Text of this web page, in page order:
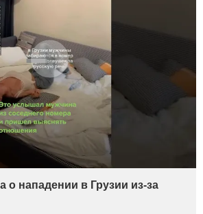
о нападении в Грузии из-за